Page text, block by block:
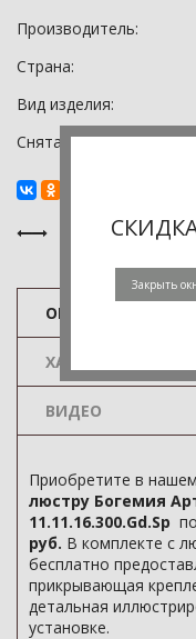
Производитель:
Страна:
Вид изделия:
Снята с производства:
ОПИСАНИЕ
ХАРАКТЕРИСТИКИ
ВИДЕО
Приобретите в
люстру Богемия
11.11.16.300.Gd.Sp
руб. В комплекте с
бесплатно
прикрывающая
детальная
установке.
Закрыть